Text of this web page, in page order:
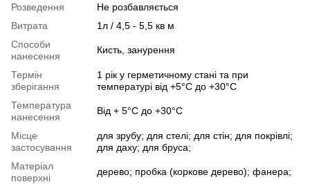
Розведення
Не розбавляється
Витрата
1л / 4,5 - 5,5 кв м
Способи
нанесення
Кисть, занурення
Термін
зберігання
1 рік у герметичному стані та при
температурі від +5°С до +30°C
Температура
нанесення
Від + 5°С до +30°С
Місце
застосування
для зрубу; для стелі; для стін; для покрівлі;
для даху; для бруса;
Матеріал
поверхні
дерево; пробка (коркове дерево); фанера;